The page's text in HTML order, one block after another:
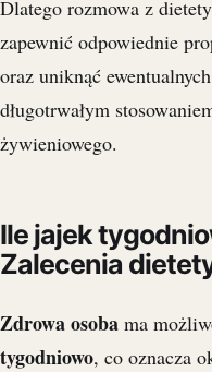
Dlatego rozmowa z
zapewnić odpowiednie
oraz uniknąć
długotrwałym
żywieniowego.
Ile jajek
Zalecenia
Zdrowa osoba ma
tygodniowo, co oznacza